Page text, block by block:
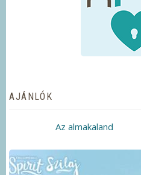
AJÁNLÓK
Az almakaland